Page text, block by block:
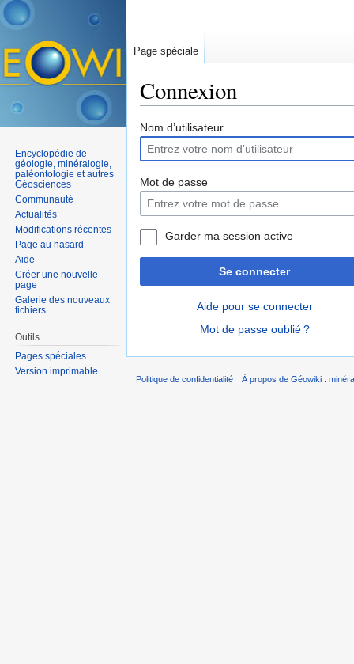
Connexion
Nom d’utilisateur
Mot de passe
Garder ma session active
Se connecter
Aide pour se connecter
Mot de passe oublié ?
Page spéciale
Encyclopédie de
géologie, minéralogie,
paléontologie et autres
Géosciences
Communauté
Actualités
Modifications récentes
Page au hasard
Aide
Créer une nouvelle
page
Galerie des nouveaux
fichiers
Outils
Pages spéciales
Version imprimable
Politique de confidentialité À propos de Géowiki :